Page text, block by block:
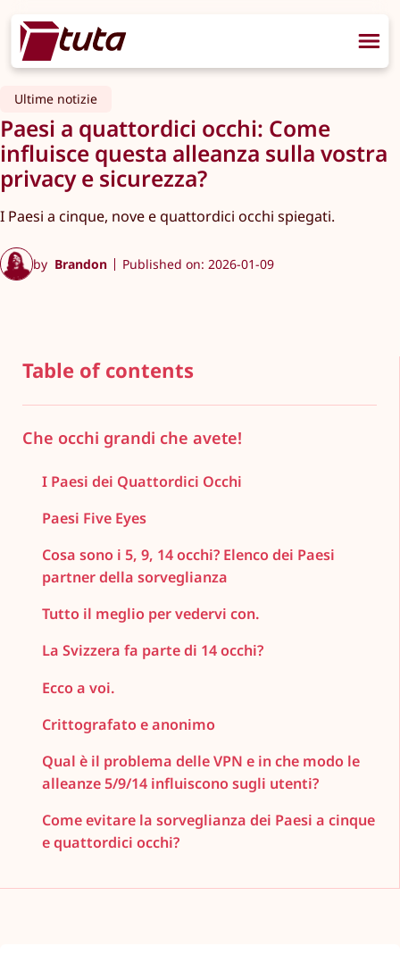
Ultime notizie
Paesi a quattordici occhi: Come
influisce questa alleanza sulla vostra
privacy e sicurezza?
I Paesi a cinque, nove e quattordici occhi spiegati.
by Brandon Published on: 2026-01-09
Table of contents
Che occhi grandi che avete!
I Paesi dei Quattordici Occhi
Paesi Five Eyes
Cosa sono i 5, 9, 14 occhi? Elenco dei Paesi
partner della sorveglianza
Tutto il meglio per vedervi con.
La Svizzera fa parte di 14 occhi?
Ecco a voi.
Crittografato e anonimo
Qual è il problema delle VPN e in che modo le
alleanze 5/9/14 influiscono sugli utenti?
Come evitare la sorveglianza dei Paesi a cinque
e quattordici occhi?